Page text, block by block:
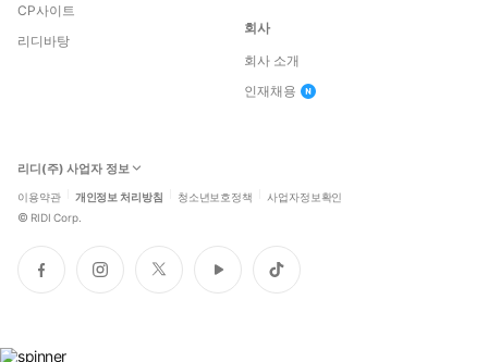
CP사이트
리디바탕
회사
회사 소개
인재채용
리디(주) 사업자 정보
이용약관 개인정보 처리방침 청소년보호정책 사업자정보확인
© RIDI Corp.
페
이
인
스
트
위
유
튜
틱
톡